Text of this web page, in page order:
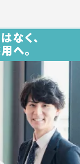
なく、
へ。